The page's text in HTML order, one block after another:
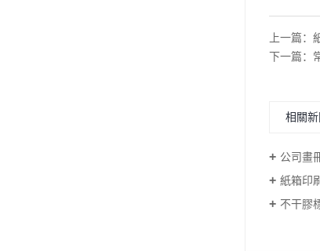
上一篇：
下一篇：
相關新
公司畫
紙箱印
不干膠